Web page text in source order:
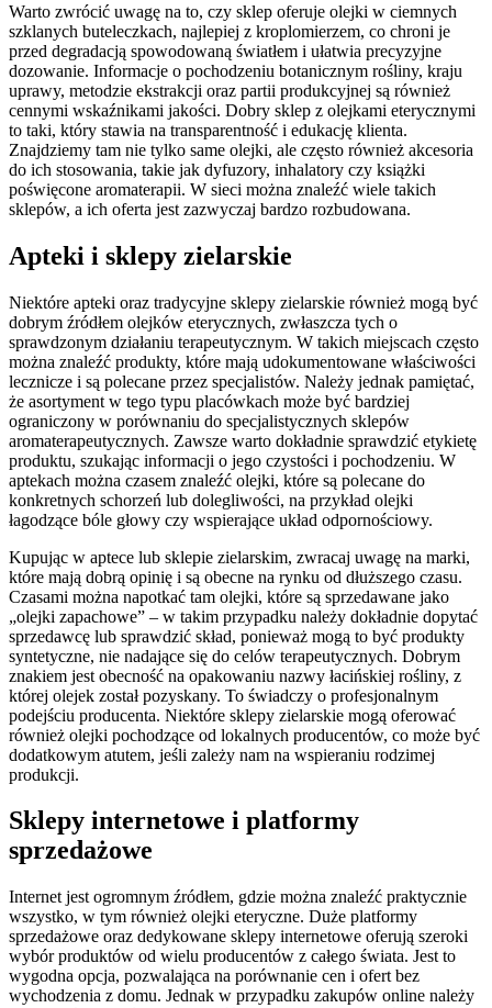
Warto zwrócić uwagę na to, czy sklep oferuje olejki w ciemnych
szklanych buteleczkach, najlepiej z kroplomierzem, co chroni je
przed degradacją spowodowaną światłem i ułatwia precyzyjne
dozowanie. Informacje o pochodzeniu botanicznym rośliny, kraju
uprawy, metodzie ekstrakcji oraz partii produkcyjnej są również
cennymi wskaźnikami jakości. Dobry sklep z olejkami eterycznymi
to taki, który stawia na transparentność i edukację klienta.
Znajdziemy tam nie tylko same olejki, ale często również akcesoria
do ich stosowania, takie jak dyfuzory, inhalatory czy książki
poświęcone aromaterapii. W sieci można znaleźć wiele takich
sklepów, a ich oferta jest zazwyczaj bardzo rozbudowana.
Apteki i sklepy zielarskie
Niektóre apteki oraz tradycyjne sklepy zielarskie również mogą być
dobrym źródłem olejków eterycznych, zwłaszcza tych o
sprawdzonym działaniu terapeutycznym. W takich miejscach często
można znaleźć produkty, które mają udokumentowane właściwości
lecznicze i są polecane przez specjalistów. Należy jednak pamiętać,
że asortyment w tego typu placówkach może być bardziej
ograniczony w porównaniu do specjalistycznych sklepów
aromaterapeutycznych. Zawsze warto dokładnie sprawdzić etykietę
produktu, szukając informacji o jego czystości i pochodzeniu. W
aptekach można czasem znaleźć olejki, które są polecane do
konkretnych schorzeń lub dolegliwości, na przykład olejki
łagodzące bóle głowy czy wspierające układ odpornościowy.
Kupując w aptece lub sklepie zielarskim, zwracaj uwagę na marki,
które mają dobrą opinię i są obecne na rynku od dłuższego czasu.
Czasami można napotkać tam olejki, które są sprzedawane jako
„olejki zapachowe” – w takim przypadku należy dokładnie dopytać
sprzedawcę lub sprawdzić skład, ponieważ mogą to być produkty
syntetyczne, nie nadające się do celów terapeutycznych. Dobrym
znakiem jest obecność na opakowaniu nazwy łacińskiej rośliny, z
której olejek został pozyskany. To świadczy o profesjonalnym
podejściu producenta. Niektóre sklepy zielarskie mogą oferować
również olejki pochodzące od lokalnych producentów, co może być
dodatkowym atutem, jeśli zależy nam na wspieraniu rodzimej
produkcji.
Sklepy internetowe i platformy
sprzedażowe
Internet jest ogromnym źródłem, gdzie można znaleźć praktycznie
wszystko, w tym również olejki eteryczne. Duże platformy
sprzedażowe oraz dedykowane sklepy internetowe oferują szeroki
wybór produktów od wielu producentów z całego świata. Jest to
wygodna opcja, pozwalająca na porównanie cen i ofert bez
wychodzenia z domu. Jednak w przypadku zakupów online należy